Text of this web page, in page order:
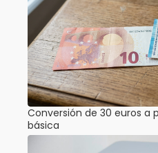
Conversión de 30 euros a
básica